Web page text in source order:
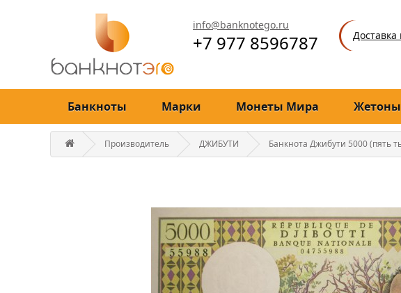
info@banknotego.ru
+7 977 8596787 Доставка
Банкноты Марки Монеты Мира Жетоны
Производитель ДЖИБУТИ Банкнота Джибути 5000 (пять